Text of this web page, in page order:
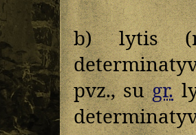
b) lytis
pvz., sugr.